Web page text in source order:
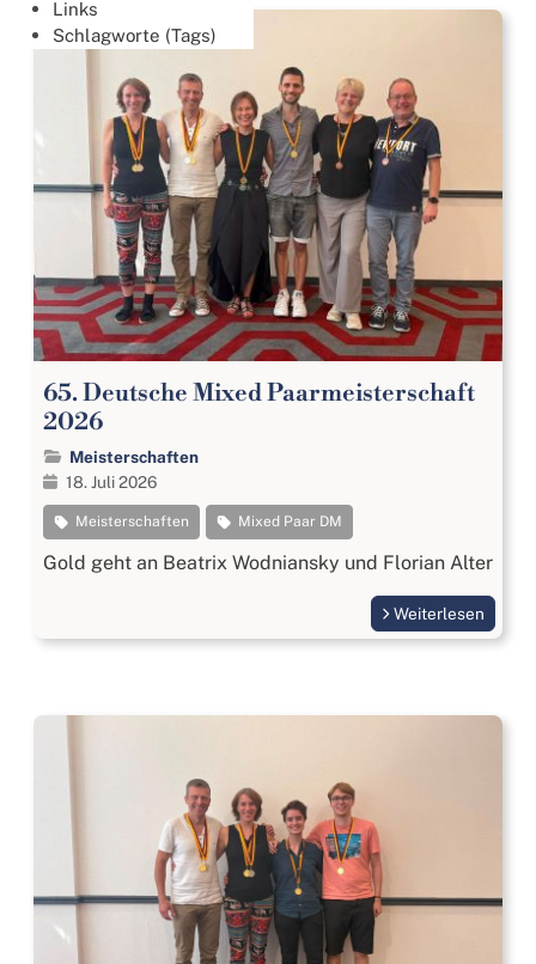
Links
Schlagworte (Tags)
65. Deutsche Mixed Paarmeisterschaft
2026
Meisterschaften
18. Juli 2026
Meisterschaften Mixed Paar DM
Gold geht an Beatrix Wodniansky und Florian Alter
Weiterlesen